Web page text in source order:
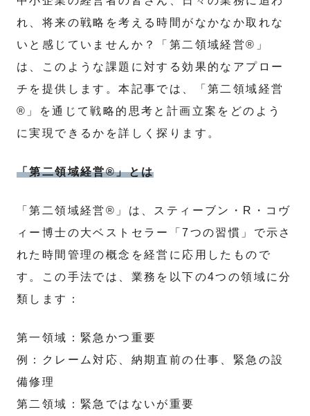
れ、将来の戦略を考える時間がなかなか取れな
いと感じていませんか？「第二領域経営®」
は、このような課題に対する効果的なアプロー
チを提供します。本記事では、「第二領域経営
®」を通じて戦略的思考と計画立案をどのよう
に実現できるかを詳しく探ります。
「第二領域経営®」とは
「第二領域経営®」は、スティーブン・R・コヴ
ィー博士の大ベストセラー「7つの習慣」で示さ
れた時間管理の概念を経営に応用したもので
す。この手法では、業務を以下の4つの領域に分
類します：
第一領域：緊急かつ重要
例：クレーム対応、納期直前の仕事、緊急の設
備修理
第二領域：緊急ではないが重要